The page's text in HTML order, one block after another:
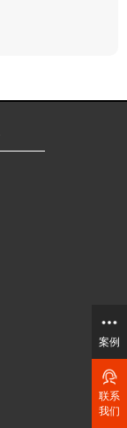
案例
联系
我们